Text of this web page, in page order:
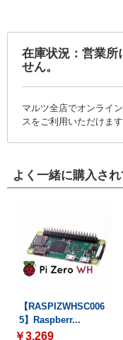
在庫状況：営業所
せん。
マルツ全店でオンライ
スをご利用いただけます
よく一緒に購入さ
【RASPIZWHSC006
5】Raspberr...
￥3,269